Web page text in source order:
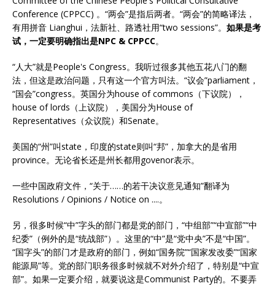
Conference (CPPCC) 。“两会”是指后两者。“两会”的简略译法，
有用拼音 Lianghui，法新社、路透社用“two sessions”。 如果是考
试，一定要明确指出是NPC & CPPCC。
“人大”就是People's Congress。我听过很多其他五花八门的翻
法，但这是政治问题，只有这一个官方叫法。“议会”parliament，
“国会”congress。英国分为house of commons（下议院），
house of lords（上议院），美国分为House of
Representatives（众议院）和Senate。
美国的“州”叫state，印度的state则叫“邦”，加拿大的是省用
province。无论省长还是州长都用govenor表示。
一些中国政府文件，“关于……的若干决议意见通知”翻译为
Resolutions / Opinions / Notice on ....。
另，很多时候“中”字头的部门都是党的部门，“中组部”“中宣部”“中
纪委”（例外的是“统战部”）。这里的“中”是“党中央”不是“中国”。
“国字头”的部门才是政府的部门，例如“国务院”“国家发改委”“国家
能源局”等。党的部门职务很多时候就不对外介绍了，特别是“中宣
部”。如果一定要介绍，就要说这是Communist Party的。不要弄